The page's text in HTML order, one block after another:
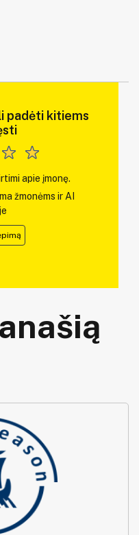
padėti kitiems
apie įmonę.
žmonėms ir AI